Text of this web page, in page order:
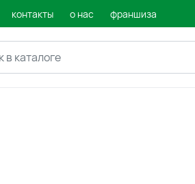
контакты о нас франшиза